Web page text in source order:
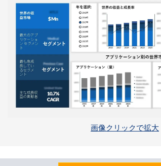
画像クリックで拡大